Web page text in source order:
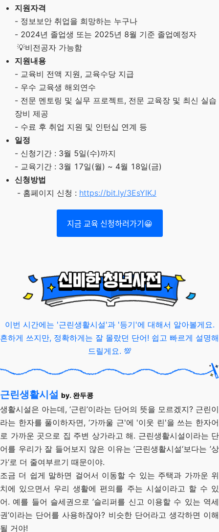
지원자격
- 정보보안 취업을 희망하는 누구나
- 2024년 졸업생 또는 2025년 8월 기준 졸업예정자
💡비전공자 가능함
지원내용
- 교육비 전액 지원, 교육수당 지급
- 우수 교육생 해외연수
- 전문 멘토링 및 실무 프로젝트, 전문 교육장 및 최신 실습
장비 제공
- 수료 후 취업 지원 및 인턴십 연계 등
일정
- 신청기간 : 3월 5일(수)까지
- 교육기간 : 3월 17일(월) ~ 4월 18일(금)
신청방법
- 홈페이지 신청 : https://bit.ly/3EsYIKJ
지금 교육 신청하러가기😀
이번 시간에는 '근린생활시설'과 '등기'에 대해서 알아볼게요.
흔하게 쓰지만, 정확하게는 잘 몰랐던 단어! 쉽고 빠르게 설명해
드릴게요. 💯
근린생활시설 by. 완두콩
생활시설은 아는데, ‘근린’이라는 단어의 뜻을 모르겠지? 근린이
라는 한자를 풀이하자면, ‘가까울 근'에 '이웃 린'을 쓰는 한자어
로 가까운 곳으로 집 주변 상가라고 해. 근린생활시설이라는 단
어를 우리가 잘 들어보지 않은 이유는 ’근린생활시설‘보다는 ’상
가‘로 더 줄여부르기 때문이야.
조금 더 쉽게 말하면 걸어서 이동할 수 있는 주택과 가까운 위
치에 있으면서 우리 생활에 편의를 주는 시설이라고 할 수 있
어. 예를 들어 슬세권으로 ’슬리퍼를 신고 이용할 수 있는 역세
권‘이라는 단어를 사용하잖아? 비슷한 단어라고 생각하면 이해
될 거야!